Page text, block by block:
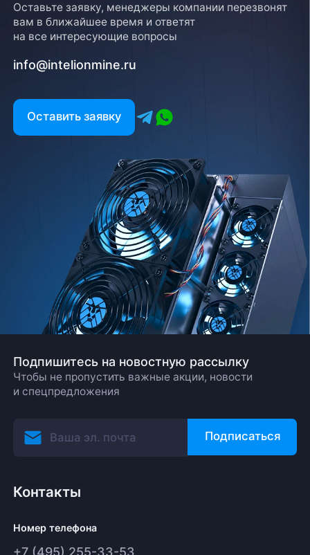
Оставьте заявку, менеджеры компании перезвонят
вам в ближайшее время и ответят
на все интересующие вопросы
info@intelionmine.ru
Оставить заявку
Подпишитесь на новостную рассылку
Чтобы не пропустить важные акции, новости
и спецпредложения
Подписаться
Контакты
Номер телефона
+7 (495) 255-33-53